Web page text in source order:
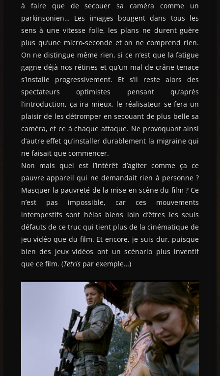
à faire que de secouer sa caméra comme un
parkinsonien… Les images bougent dans tous les
sens à une vitesse folle, les plans ne durent guère
plus qu’une micro-seconde et on ne comprend rien.
On ne distingue même rien, si ce n’est que la fatigue
gagne déjà nos rétines et qu’un mal de crâne tenace
s’installe progressivement. Et s’il reste alors des
spectateurs optimistes pensant qu’après
l’introduction, ça ira mieux, le réalisateur se fera un
plaisir de les détromper en secouant de plus belle sa
caméra, et ce à chaque attaque. Ne provoquant ainsi
d’autre effet qu’installer durablement la migraine qui
ne faisait que commencer.
Non mais quel est l’intérêt d’agiter comme ça ce
pauvre appareil qui ne demandait rien à personne ?
Masquer la pauvreté de la mise en scène du film ? Ce
n’est pas impossible, car ces mouvements
intempestifs sont hélas biens loin d’êtres les seuls
défauts de ce truc qui tient plus de la cinématique de
jeu vidéo que du film. Et encore, je suis dur, puisque
bien des jeux vidéos ont un scénario plus inventif
que ce film. (Tetrispar exemple…)